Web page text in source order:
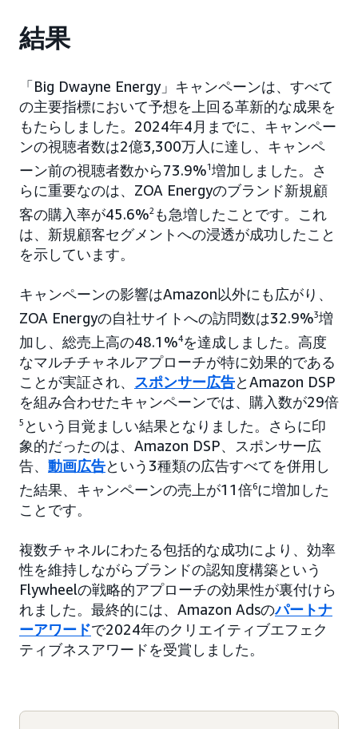
結果
「Big Dwayne Energy」キャンペーンは、すべて
の主要指標において予想を上回る革新的な成果を
もたらしました。2024年4月までに、キャンペー
ンの視聴者数は2億3,300万人に達し、キャンペ
ーン前の視聴者数から73.9%1増加しました。さ
らに重要なのは、ZOA Energyのブランド新規顧
客の購入率が45.6%2 も急増したことです。これ
は、新規顧客セグメントへの浸透が成功したこと
を示しています。
キャンペーンの影響はAmazon以外にも広がり、
ZOA Energyの自社サイトへの訪問数は32.9%3増
加し、総売上高の48.1%4を達成しました。高度
なマルチチャネルアプローチが特に効果的である
ことが実証され、 スポンサー広告とAmazon DSP
を組み合わせたキャンペーンでは、購入数が29倍
5 という目覚ましい結果となりました。さらに印
象的だったのは、Amazon DSP、スポンサー広
告、 動画広告という3種類の広告すべてを併用し
た結果、キャンペーンの売上が11倍6に増加した
ことです。
複数チャネルにわたる包括的な成功により、効率
性を維持しながらブランドの認知度構築という
Flywheelの戦略的アプローチの効果性が裏付けら
れました。最終的には、Amazon Adsのパートナ
ーアワードで2024年のクリエイティブエフェク
ティブネスアワードを受賞しました。